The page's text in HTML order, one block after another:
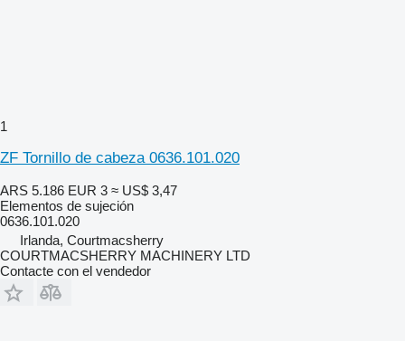
1
ZF Tornillo de cabeza 0636.101.020
ARS 5.186 EUR 3 ≈ US$ 3,47
Elementos de sujeción
0636.101.020
Irlanda, Courtmacsherry
COURTMACSHERRY MACHINERY LTD
Contacte con el vendedor